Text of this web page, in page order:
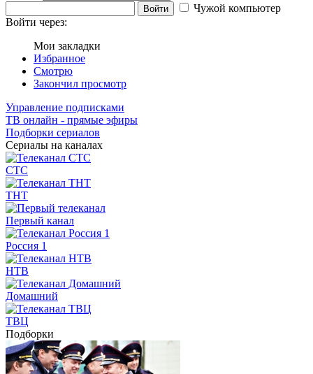
Войти
Чужой компьютер
Войти через:
Мои закладки
Избранное
Смотрю
Закончил просмотр
Управление подписками
ТВ онлайн - прямые эфиры
Подборки сериалов
Сериалы на каналах
СТС
ТНТ
Первый канал
Россия 1
НТВ
Домашний
ТВЦ
Подборки